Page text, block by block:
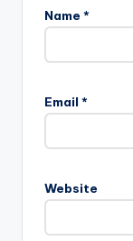
Name *
Email *
Website